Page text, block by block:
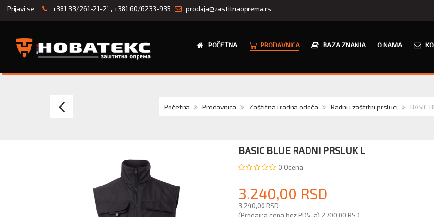
Prijavi se +381 33/261-21-21 , +381 60/6233-935 prodaja@zastitnaoprema.rs
POČETNA PRODAVNICA BAZA ZNANJA O NAMA
Početna Prodavnica Zaštitna i radna odeća Radni i zaštitni prsluci BASIC
TEKTON
radni
BASIC BLUE RADNI PRSLUK L
0 Ocena
3.240,00 RSD
3.240,00 RSD
(Prodajna cena bez PDV-a) 2.700,00 RSD